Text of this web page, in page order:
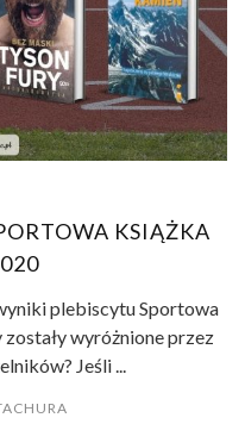
KSIĄŻKA
plebiscytu Sportowa
wyróżnione przez
Jeśli ...